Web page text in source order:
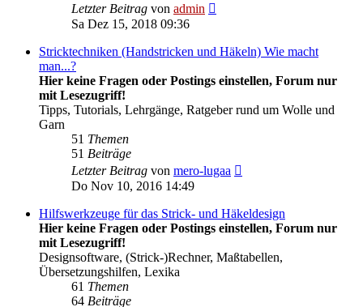
Letzter Beitrag von admin
Sa Dez 15, 2018 09:36
Stricktechniken (Handstricken und Häkeln) Wie macht
man...?
Hier keine Fragen oder Postings einstellen, Forum nur
mit Lesezugriff!
Tipps, Tutorials, Lehrgänge, Ratgeber rund um Wolle und
Garn
51 Themen
51 Beiträge
Letzter Beitrag von mero-lugaa
Do Nov 10, 2016 14:49
Hilfswerkzeuge für das Strick- und Häkeldesign
Hier keine Fragen oder Postings einstellen, Forum nur
mit Lesezugriff!
Designsoftware, (Strick-)Rechner, Maßtabellen,
Übersetzungshilfen, Lexika
61 Themen
64 Beiträge